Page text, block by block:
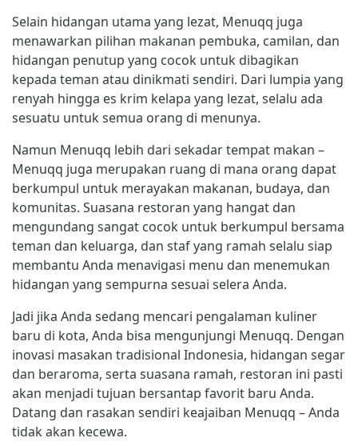
Selain hidangan utama yang lezat, Menuqq juga
menawarkan pilihan makanan pembuka, camilan, dan
hidangan penutup yang cocok untuk dibagikan
kepada teman atau dinikmati sendiri. Dari lumpia yang
renyah hingga es krim kelapa yang lezat, selalu ada
sesuatu untuk semua orang di menunya.
Namun Menuqq lebih dari sekadar tempat makan –
Menuqq juga merupakan ruang di mana orang dapat
berkumpul untuk merayakan makanan, budaya, dan
komunitas. Suasana restoran yang hangat dan
mengundang sangat cocok untuk berkumpul bersama
teman dan keluarga, dan staf yang ramah selalu siap
membantu Anda menavigasi menu dan menemukan
hidangan yang sempurna sesuai selera Anda.
Jadi jika Anda sedang mencari pengalaman kuliner
baru di kota, Anda bisa mengunjungi Menuqq. Dengan
inovasi masakan tradisional Indonesia, hidangan segar
dan beraroma, serta suasana ramah, restoran ini pasti
akan menjadi tujuan bersantap favorit baru Anda.
Datang dan rasakan sendiri keajaiban Menuqq – Anda
tidak akan kecewa.